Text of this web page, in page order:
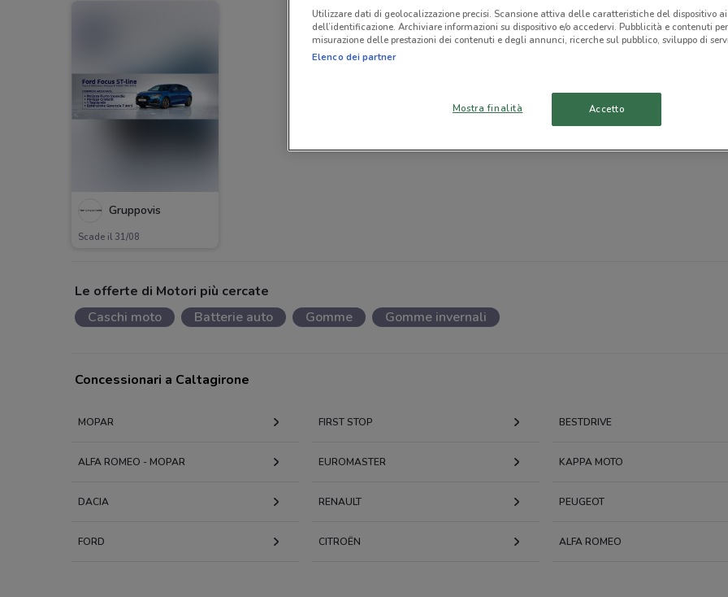
Gruppovis
Scade il 31/08
Le offerte di Motori più cercate
Caschi moto
Batterie auto Gomme Gomme invernali
Concessionari a Caltagirone
MOPAR FIRST STOP BESTDRIVE
ALFA ROMEO - MOPAR EUROMASTER KAPPA MOTO
DACIA RENAULT PEUGEOT
FORD CITROËN ALFA ROMEO
Utilizzare dati di geolocalizzazione precisi. Scansione attiva delle caratteristiche del dispositivo
dell’identificazione. Archiviare informazioni su dispositivo e/o accedervi. Pubblicità e contenuti
misurazione delle prestazioni dei contenuti e degli annunci, ricerche sul pubblico, sviluppo di
Elenco dei partner
Mostra finalità Accetto